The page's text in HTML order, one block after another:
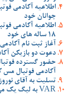
اطلاعیه آکادمی
جوانان خود
اطلاعیه آکادمی
18 ساله های خود
آغاز ثبت نام
دعوت دو بازیکن
حضور گسترده
آکادمی فوتبال مس
تسلیت به آقای
VAR به لیگ یک می آید؟!